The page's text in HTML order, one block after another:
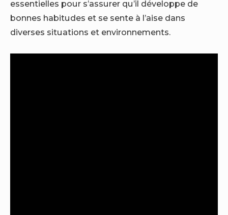
essentielles pour s’assurer qu’il développe de
bonnes habitudes et se sente à l’aise dans
diverses situations et environnements.